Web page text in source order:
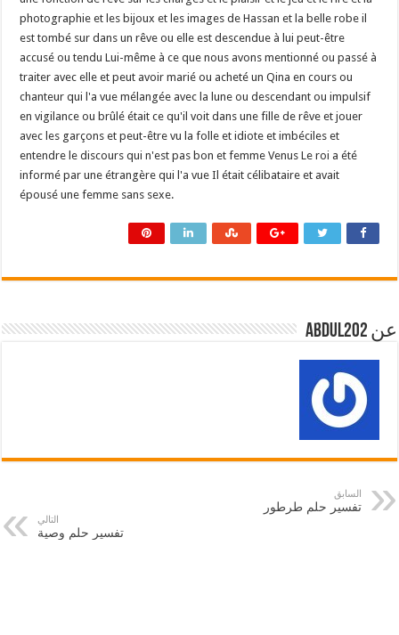
photographie et les bijoux et les images de Hassan et la belle robe il
est tombé sur dans un rêve ou elle est descendue à lui peut-être
accusé ou tendu Lui-même à ce que nous avons mentionné ou passé à
traiter avec elle et peut avoir marié ou acheté un Qina en cours ou
chanteur qui l'a vue mélangée avec la lune ou descendant ou impulsif
en vigilance ou brûlé était ce qu'il voit dans une fille de rêve et jouer
avec les garçons et peut-être vu la folle et idiote et imbéciles et
entendre le discours qui n'est pas bon et femme Venus Le roi a été
informé par une étrangère qui l'a vue Il était célibataire et avait
épousé une femme sans sexe.
عن abdul202
السابق
تفسير حلم طرطور
التالي
تفسير حلم وصية